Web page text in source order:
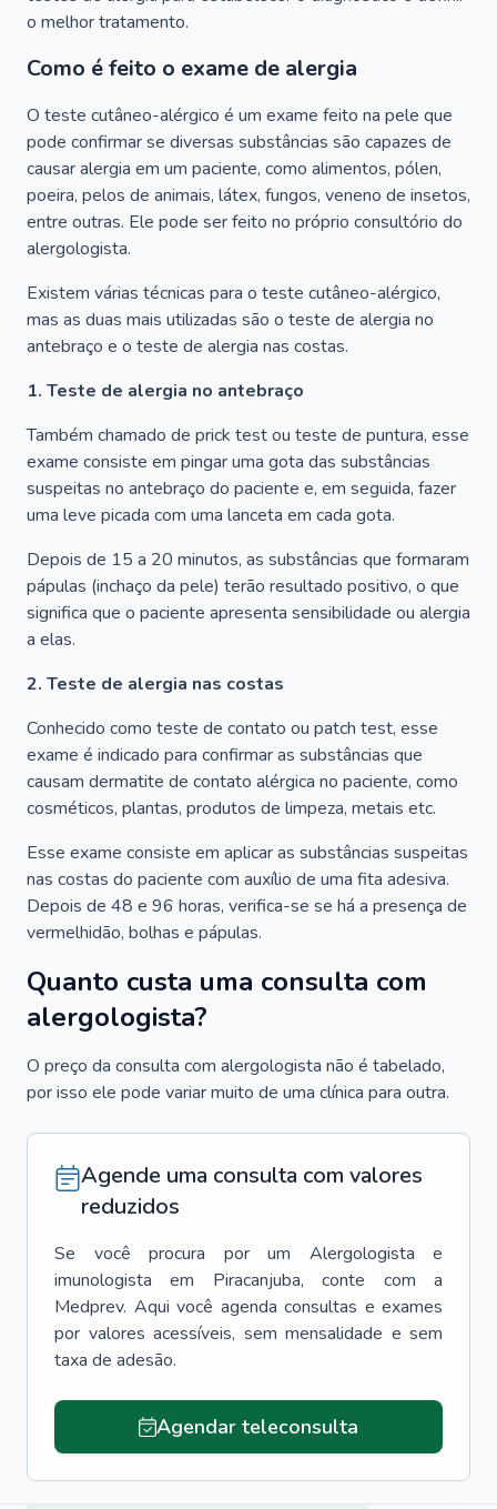
o melhor tratamento.
Como é feito o exame de alergia
O teste cutâneo-alérgico é um exame feito na pele que
pode confirmar se diversas substâncias são capazes de
causar alergia em um paciente, como alimentos, pólen,
poeira, pelos de animais, látex, fungos, veneno de insetos,
entre outras. Ele pode ser feito no próprio consultório do
alergologista.
Existem várias técnicas para o teste cutâneo-alérgico,
mas as duas mais utilizadas são o teste de alergia no
antebraço e o teste de alergia nas costas.
1. Teste de alergia no antebraço
Também chamado de prick test ou teste de puntura, esse
exame consiste em pingar uma gota das substâncias
suspeitas no antebraço do paciente e, em seguida, fazer
uma leve picada com uma lanceta em cada gota.
Depois de 15 a 20 minutos, as substâncias que formaram
pápulas (inchaço da pele) terão resultado positivo, o que
significa que o paciente apresenta sensibilidade ou alergia
a elas.
2. Teste de alergia nas costas
Conhecido como teste de contato ou patch test, esse
exame é indicado para confirmar as substâncias que
causam dermatite de contato alérgica no paciente, como
cosméticos, plantas, produtos de limpeza, metais etc.
Esse exame consiste em aplicar as substâncias suspeitas
nas costas do paciente com auxílio de uma fita adesiva.
Depois de 48 e 96 horas, verifica-se se há a presença de
vermelhidão, bolhas e pápulas.
Quanto custa uma consulta com
alergologista?
O preço da consulta com alergologista não é tabelado,
por isso ele pode variar muito de uma clínica para outra.
Agende uma consulta com valores
reduzidos
Se você procura por um
Alergologista e
imunologista
em Piracanjuba, conte com a
Medprev. Aqui você agenda consultas e exames
por valores acessíveis, sem mensalidade e sem
taxa de adesão.
Agendar teleconsulta